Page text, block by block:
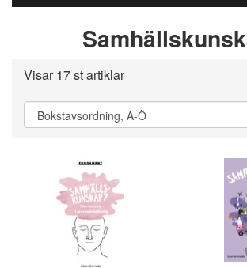
Visar 17 st artiklar